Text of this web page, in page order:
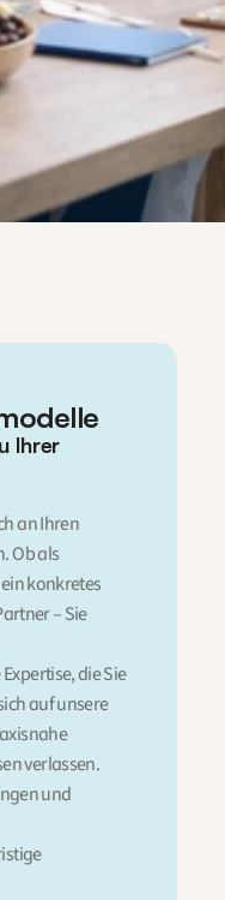
Ihrer
an Ihren
Ob als
konkretes
– Sie
die Sie
auf unsere
verlassen.
und